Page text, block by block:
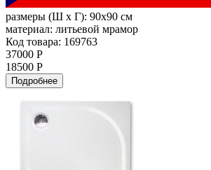
размеры (Ш х Г): 90x90 см
материал: литьевой мрамор
Код товара: 169763
37000 Р
18500 Р
Подробнее